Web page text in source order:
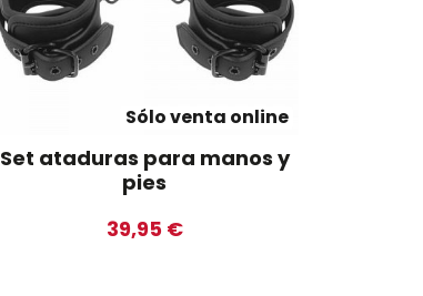
Sólo venta online
Set ataduras para manos y
pies
39,95 €